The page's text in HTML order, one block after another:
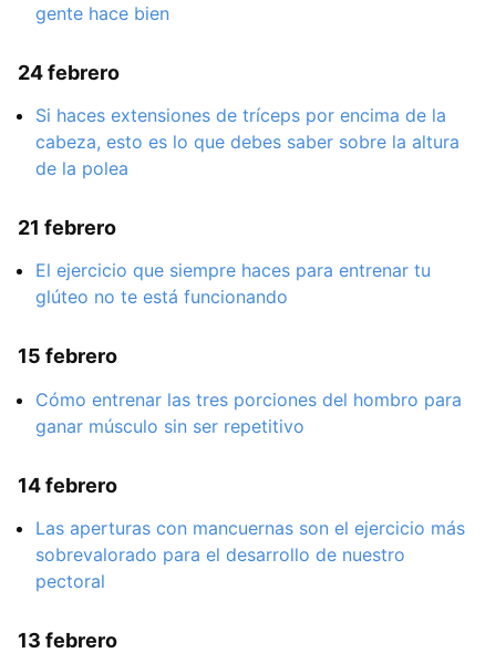
gente hace bien
24 febrero
Si haces extensiones de tríceps por encima de la
cabeza, esto es lo que debes saber sobre la altura
de la polea
21 febrero
El ejercicio que siempre haces para entrenar tu
glúteo no te está funcionando
15 febrero
Cómo entrenar las tres porciones del hombro para
ganar músculo sin ser repetitivo
14 febrero
Las aperturas con mancuernas son el ejercicio más
sobrevalorado para el desarrollo de nuestro
pectoral
13 febrero